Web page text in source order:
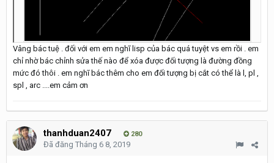
Vâng bác tuệ . đối với em em nghĩ lisp của bác quá tuyệt vs em rồi . em
chỉ nhờ bác chỉnh sửa thế nào để xóa được đối tượng là đường đồng
mức đó thôi . em nghĩ bác thêm cho em đối tượng bị cắt có thể là l, pl ,
spl , arc ....em cảm ơn
thanhduan2407 280
Đã đăng Tháng 6 8, 2019